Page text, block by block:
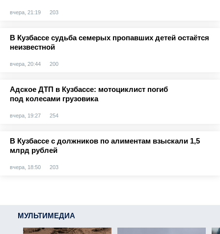
вчера, 21:19 203
В Кузбассе судьба семерых пропавших детей остаётся
неизвестной
вчера, 20:44 200
Адское ДТП в Кузбассе: мотоциклист погиб
под колесами грузовика
вчера, 19:27 254
В Кузбассе с должников по алиментам взыскали 1,5
млрд рублей
вчера, 18:50 203
МУЛЬТИМЕДИА